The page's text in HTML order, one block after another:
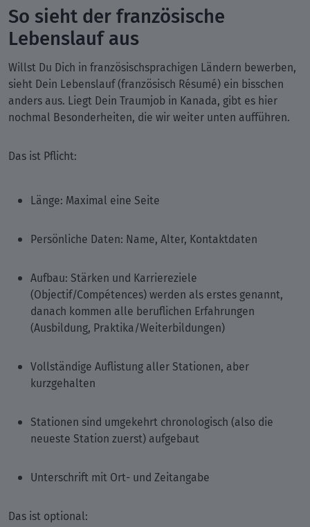
So sieht der französische
Lebenslauf aus
Willst Du Dich in französischsprachigen Ländern bewerben,
sieht Dein Lebenslauf (französisch Résumé) ein bisschen
anders aus. Liegt Dein Traumjob in Kanada, gibt es hier
nochmal Besonderheiten, die wir weiter unten aufführen.
Das ist Pflicht:
Länge: Maximal eine Seite
Persönliche Daten: Name, Alter, Kontaktdaten
Aufbau: Stärken und Karriereziele
(Objectif/Compétences) werden als erstes genannt,
danach kommen alle beruflichen Erfahrungen
(Ausbildung, Praktika/Weiterbildungen)
Vollständige Auflistung aller Stationen, aber
kurzgehalten
Stationen sind umgekehrt chronologisch (also die
neueste Station zuerst) aufgebaut
Unterschrift mit Ort- und Zeitangabe
Das ist optional: